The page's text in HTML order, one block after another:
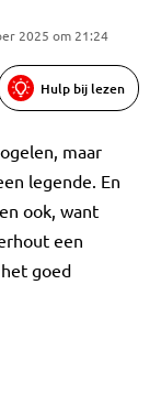
2025 om 21:24
Hulp bij lezen
maar
legende. En
ook, want
een
goed